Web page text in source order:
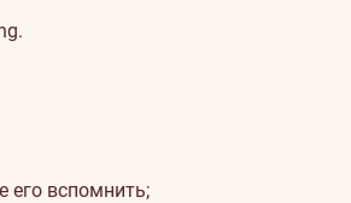
его вспомнить;